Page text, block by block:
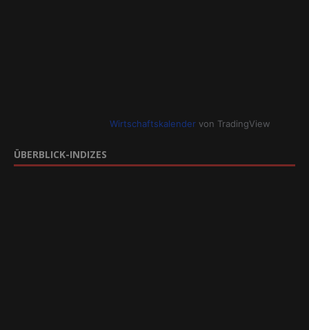
Wirtschaftskalendervon TradingView
ÜBERBLICK-INDIZES